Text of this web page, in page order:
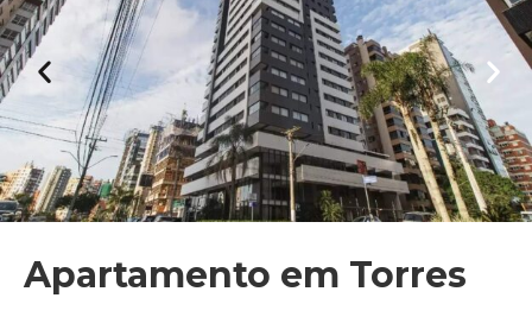
Apartamento em Torres